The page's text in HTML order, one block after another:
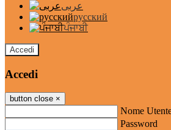
عربى
русский
ਪੰਜਾਬੀ
Accedi
Accedi
button close ×
Nome
Password